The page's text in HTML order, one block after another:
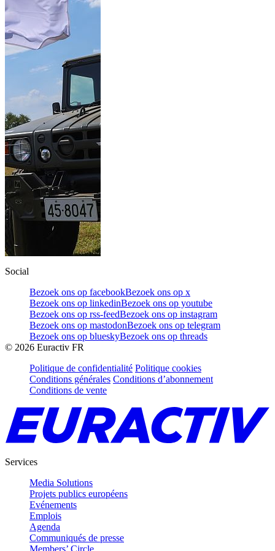
Social
Bezoek ons op facebookBezoek ons op x
Bezoek ons op linkedinBezoek ons op youtube
Bezoek ons op rss-feedBezoek ons op instagram
Bezoek ons op mastodonBezoek ons op telegram
Bezoek ons op blueskyBezoek ons op threads
© 2026 Euractiv FR
Politique de confidentialité Politique cookies
Conditions générales Conditions d’abonnement
Conditions de vente
Services
Media Solutions
Projets publics européens
Evénements
Emplois
Agenda
Communiqués de presse
Members’ Circle